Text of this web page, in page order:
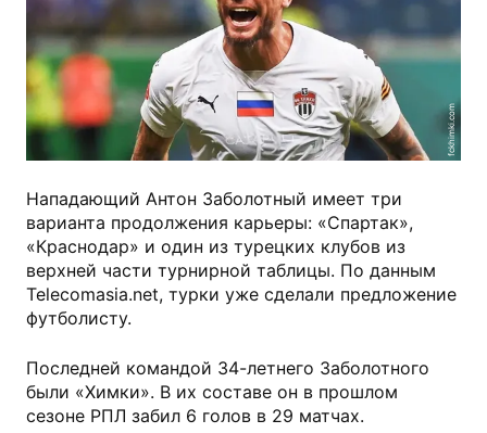
fckhimki.com
Нападающий Антон Заболотный имеет три
варианта продолжения карьеры: «Спартак»,
«Краснодар» и один из турецких клубов из
верхней части турнирной таблицы. По данным
Telecomasia.net, турки уже сделали предложение
футболисту.
Последней командой 34-летнего Заболотного
были «Химки». В их составе он в прошлом
сезоне РПЛ забил 6 голов в 29 матчах.